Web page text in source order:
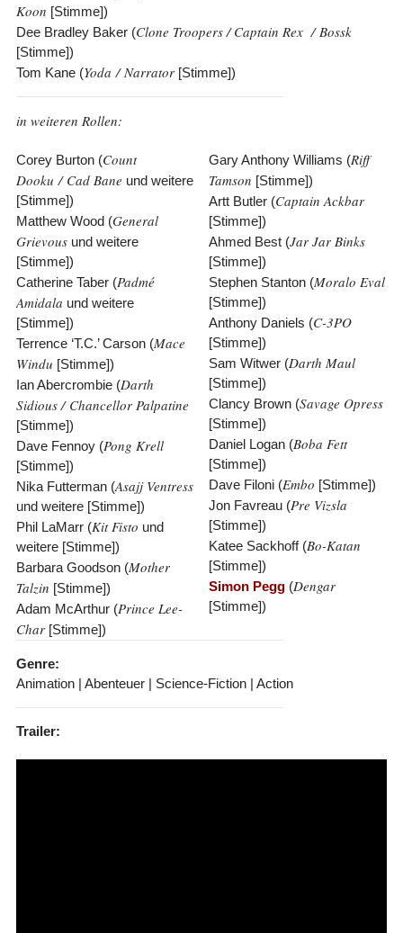
Koon [Stimme])
Dee Bradley Baker (Clone Troopers / Captain Rex / Bossk
[Stimme])
Tom Kane (Yoda / Narrator[Stimme])
in weiteren Rollen:
Corey Burton (Count
Dooku / Cad Bane und weitere
[Stimme])
Matthew Wood (General
Grievousund weitere
[Stimme])
Catherine Taber (Padmé
Amidala und weitere
[Stimme])
Terrence ‘T.C.’ Carson (Mace
Windu [Stimme])
Ian Abercrombie (Darth
Sidious / Chancellor Palpatine
[Stimme])
Dave Fennoy (Pong Krell
[Stimme])
Nika Futterman (Asajj Ventress
und weitere [Stimme])
Phil LaMarr (Kit Fisto und
weitere [Stimme])
Barbara Goodson (Mother
Talzin [Stimme])
Adam McArthur (Prince Lee-
Char[Stimme])
Gary Anthony Williams (Riff
Tamson [Stimme])
Artt Butler (Captain Ackbar
[Stimme])
Ahmed Best (Jar Jar Binks
[Stimme])
Stephen Stanton (Moralo Eval
[Stimme])
Anthony Daniels (C-3PO
[Stimme])
Sam Witwer (Darth Maul
[Stimme])
Clancy Brown (Savage Opress
[Stimme])
Daniel Logan (Boba Fett
[Stimme])
Dave Filoni (Embo [Stimme])
Jon Favreau (Pre Vizsla
[Stimme])
Katee Sackhoff (Bo-Katan
[Stimme])
Simon Pegg (Dengar
[Stimme])
Genre:
Animation | Abenteuer | Science-Fiction | Action
Trailer: